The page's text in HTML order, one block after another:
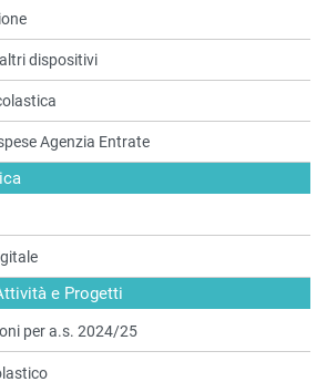
dispositivi
Agenzia Entrate
e Progetti